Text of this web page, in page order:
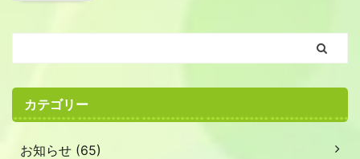
カテゴリー
お知らせ (65)